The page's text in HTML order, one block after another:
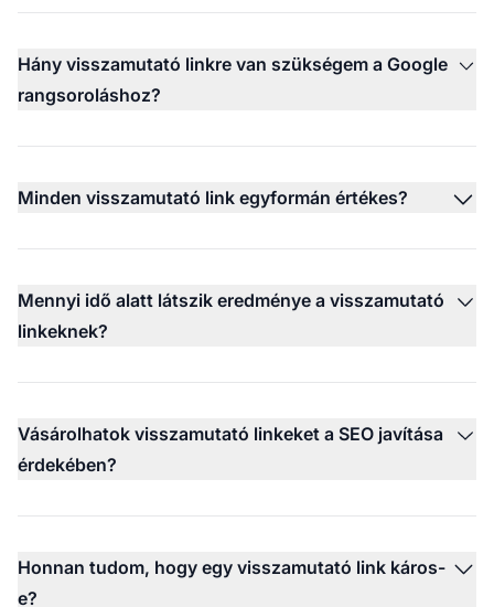
Hány visszamutató linkre van szükségem a Google
rangsoroláshoz?
Minden visszamutató link egyformán értékes?
Mennyi idő alatt látszik eredménye a visszamutató
linkeknek?
Vásárolhatok visszamutató linkeket a SEO javítása
érdekében?
Honnan tudom, hogy egy visszamutató link káros-
e?